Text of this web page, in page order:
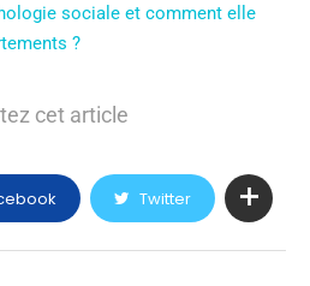
sociale et comment elle
?
cet article
Twitter